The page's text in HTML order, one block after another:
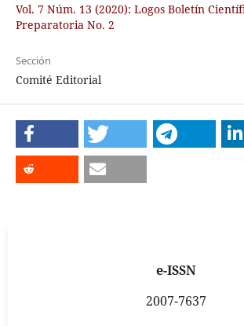
Vol. 7 Núm. 13 (2020): Logos Boletín
Preparatoria No. 2
Sección
Comité Editorial
e-ISSN
2007-7637